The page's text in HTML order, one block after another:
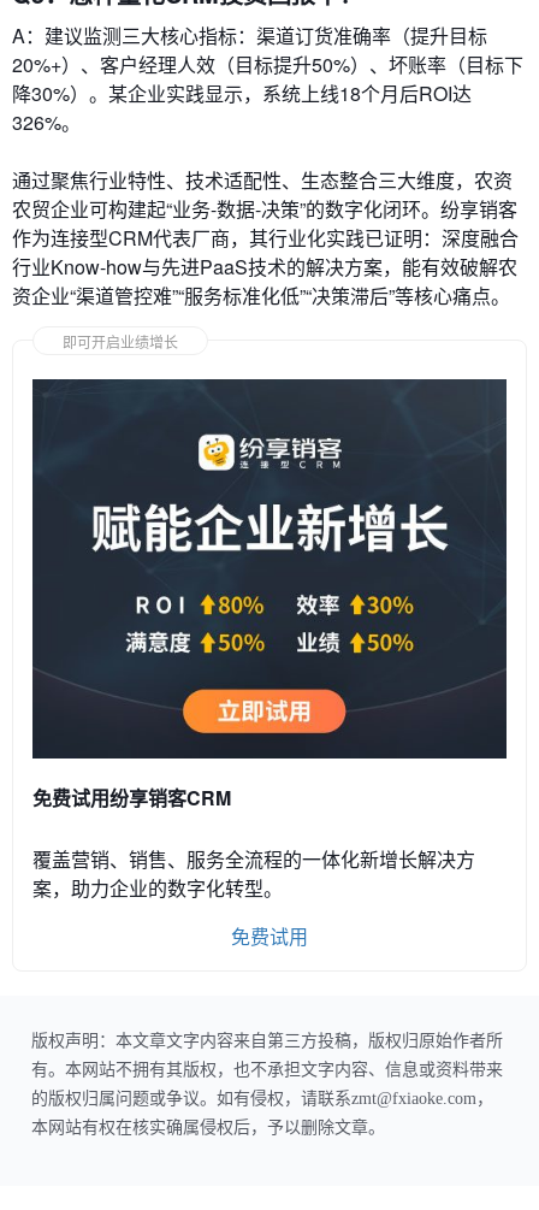
A：建议监测三大核心指标：渠道订货准确率（提升目标
20%+）、客户经理人效（目标提升50%）、坏账率（目标下
降30%）。某企业实践显示，系统上线18个月后ROI达
326%。
通过聚焦行业特性、技术适配性、生态整合三大维度，农资
农贸企业可构建起“业务-数据-决策”的数字化闭环。纷享销客
作为连接型CRM代表厂商，其行业化实践已证明：深度融合
行业Know-how与先进PaaS技术的解决方案，能有效破解农
资企业“渠道管控难”“服务标准化低”“决策滞后”等核心痛点。
即可开启业绩增长
免费试用纷享销客CRM
覆盖营销、销售、服务全流程的一体化新增长解决方
案，助力企业的数字化转型。
免费试用
版权声明：本文章文字内容来自第三方投稿，版权归原始作者所
有。本网站不拥有其版权，也不承担文字内容、信息或资料带来
的版权归属问题或争议。如有侵权，请联系zmt@fxiaoke.com，
本网站有权在核实确属侵权后，予以删除文章。